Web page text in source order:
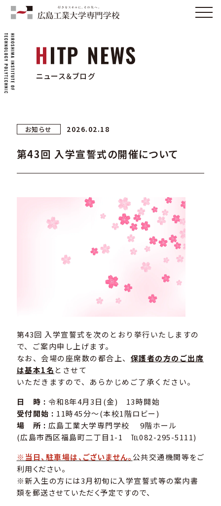
ニュース＆ブログ
お知らせ 2026.02.18
第43回 入学宣誓式の開催について
第43回 入学宣誓式を次のとおり挙行いたしますの
で、ご案内申し上げます。
なお、会場の座席数の都合上、 保護者の方のご出席
は基本1名 とさせて
いただきますので、あらかじめご了承ください。
日 時 : 令和8年4月3日(金) 13時開始
受付開始 : 11時45分～(本校1階ロビー)
場 所 : 広島工業大学専門学校 9階ホール
(広島市西区福島町二丁目1-1 ℡082-295-5111)
※当日、駐車場は、ございません。 公共交通機関等をご
利用ください。
※新入生の方には3月初旬に入学宣誓式等の案内書
類を郵送させていただく予定ですので、